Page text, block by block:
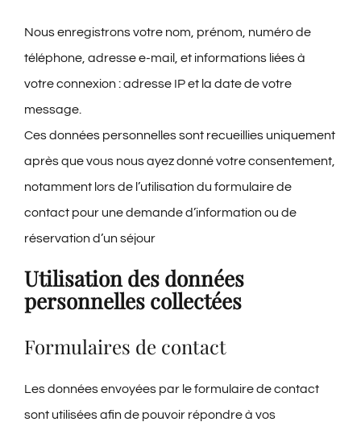
Nous enregistrons votre nom, prénom, numéro de
téléphone, adresse e-mail, et informations liées à
votre connexion : adresse IP et la date de votre
message.
Ces données personnelles sont recueillies uniquement
après que vous nous ayez donné votre consentement,
notamment lors de l’utilisation du formulaire de
contact pour une demande d’information ou de
réservation d’un séjour
Utilisation des données
personnelles collectées
Formulaires de contact
Les données envoyées par le formulaire de contact
sont utilisées afin de pouvoir répondre à vos